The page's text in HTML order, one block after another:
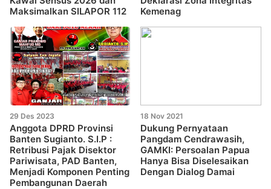
Maksimalkan SILAPOR 112
Kemenag
29 Des 2023
Anggota DPRD Provinsi
Banten Sugianto. S.I.P :
Retribusi Pajak Disektor
Pariwisata, PAD Banten,
Menjadi Komponen Penting
Pembangunan Daerah
18 Nov 2021
Dukung Pernyataan
Pangdam Cendrawasih,
GAMKI: Persoalan Papua
Hanya Bisa Diselesaikan
Dengan Dialog Damai